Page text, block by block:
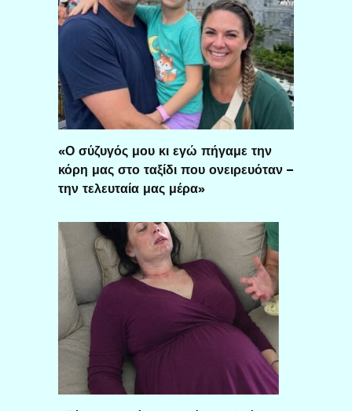
«Ο σύζυγός μου κι εγώ πήγαμε την
κόρη μας στο ταξίδι που ονειρευόταν –
την τελευταία μας μέρα»